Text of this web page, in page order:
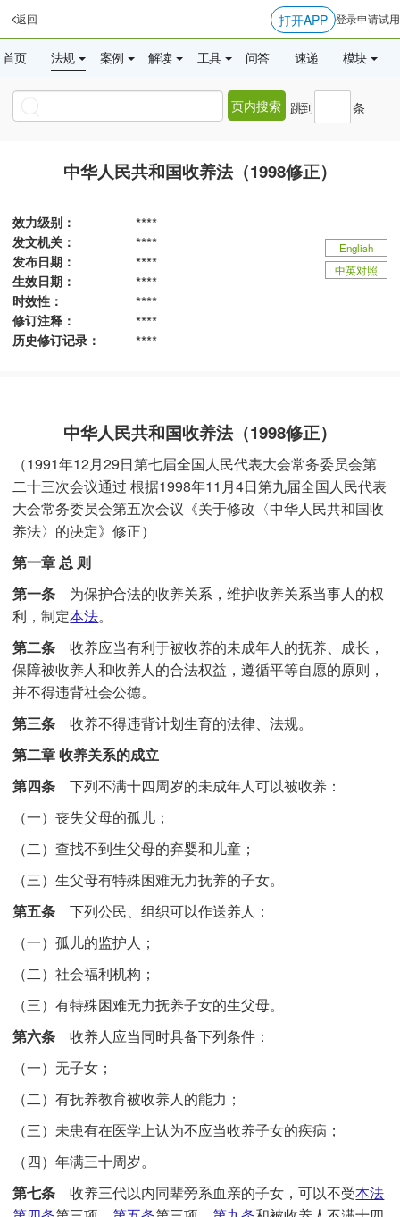
返回 打开APP 登录申请试用
首页 法规 案例 解读 工具 问答 速递 模块
页内搜索 跳到 条
中华人民共和国收养法（1998修正）
English
中英对照
效力级别： ****
发文机关： ****
发布日期： ****
生效日期： ****
时效性： ****
修订注释： ****
历史修订记录： ****
中华人民共和国收养法（1998修正）
（1991年12月29日第七届全国人民代表大会常务委员会第
二十三次会议通过 根据1998年11月4日第九届全国人民代表
大会常务委员会第五次会议《关于修改〈中华人民共和国收
养法〉的决定》修正）
第一章 总 则
第一条 为保护合法的收养关系，维护收养关系当事人的权
利，制定本法。
第二条收养应当有利于被收养的未成年人的抚养、成长，
保障被收养人和收养人的合法权益，遵循平等自愿的原则，
并不得违背社会公德。
第三条收养不得违背计划生育的法律、法规。
第二章 收养关系的成立
第四条下列不满十四周岁的未成年人可以被收养：
（一）丧失父母的孤儿；
（二）查找不到生父母的弃婴和儿童；
（三）生父母有特殊困难无力抚养的子女。
第五条下列公民、组织可以作送养人：
（一）孤儿的监护人；
（二）社会福利机构；
（三）有特殊困难无力抚养子女的生父母。
第六条收养人应当同时具备下列条件：
（一）无子女；
（二）有抚养教育被收养人的能力；
（三）未患有在医学上认为不应当收养子女的疾病；
（四）年满三十周岁。
第七条收养三代以内同辈旁系血亲的子女，可以不受本法